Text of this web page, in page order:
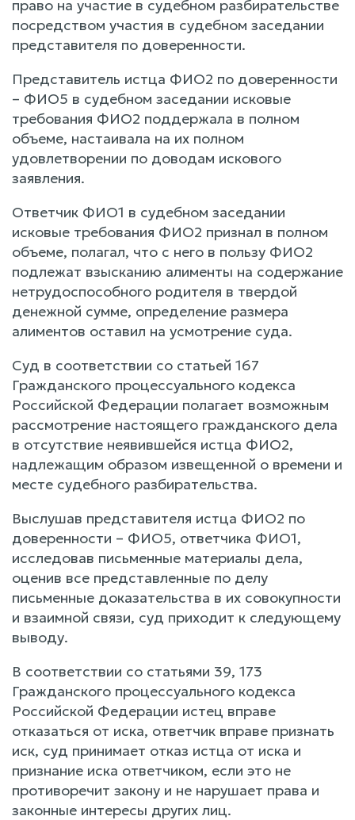
право на участие в судебном разбирательстве
посредством участия в судебном заседании
представителя по доверенности.
Представитель истца ФИО2 по доверенности
– ФИО5 в судебном заседании исковые
требования ФИО2 поддержала в полном
объеме, настаивала на их полном
удовлетворении по доводам искового
заявления.
Ответчик ФИО1 в судебном заседании
исковые требования ФИО2 признал в полном
объеме, полагал, что с него в пользу ФИО2
подлежат взысканию алименты на содержание
нетрудоспособного родителя в твердой
денежной сумме, определение размера
алиментов оставил на усмотрение суда.
Суд в соответствии со статьей 167
Гражданского процессуального кодекса
Российской Федерации полагает возможным
рассмотрение настоящего гражданского дела
в отсутствие неявившейся истца ФИО2,
надлежащим образом извещенной о времени и
месте судебного разбирательства.
Выслушав представителя истца ФИО2 по
доверенности – ФИО5, ответчика ФИО1,
исследовав письменные материалы дела,
оценив все представленные по делу
письменные доказательства в их совокупности
и взаимной связи, суд приходит к следующему
выводу.
В соответствии со статьями 39, 173
Гражданского процессуального кодекса
Российской Федерации истец вправе
отказаться от иска, ответчик вправе признать
иск, суд принимает отказ истца от иска и
признание иска ответчиком, если это не
противоречит закону и не нарушает права и
законные интересы других лиц.